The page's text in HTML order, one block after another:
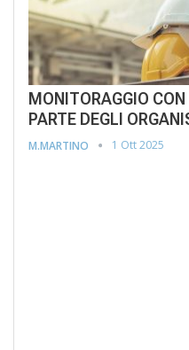
MONITORAGGIO
PARTE DEGLI
M.MARTINO 1 Ott 2025